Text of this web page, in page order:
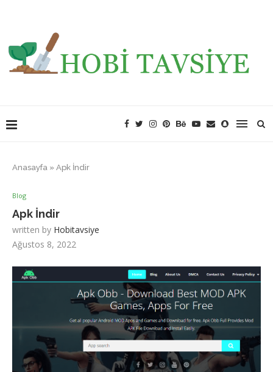
Anasayfa » Apk İndir
Blog
Apk İndir
written by Hobitavsiye
Ağustos 8, 2022